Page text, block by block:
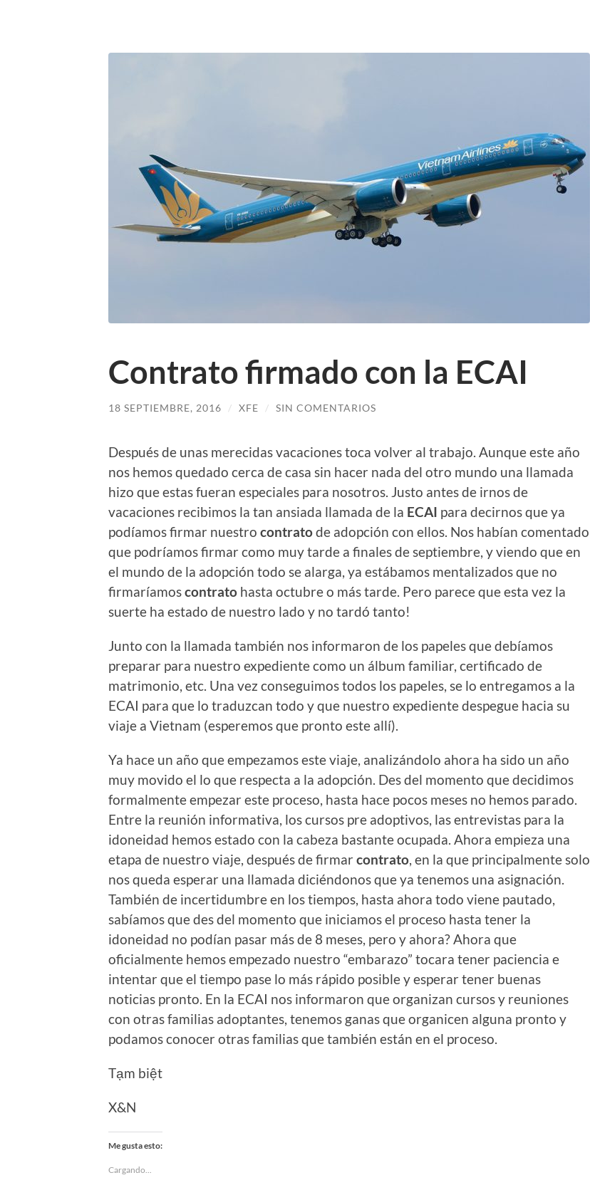
Contrato firmado con la ECAI
18 SEPTIEMBRE, 2016 / XFE / SIN COMENTARIOS
Después de unas merecidas vacaciones toca volver al trabajo. Aunque este año
nos hemos quedado cerca de casa sin hacer nada del otro mundo una llamada
hizo que estas fueran especiales para nosotros. Justo antes de irnos de
vacaciones recibimos la tan ansiada llamada de la ECAI para decirnos que ya
podíamos firmar nuestro contratode adopción con ellos. Nos habían comentado
que podríamos firmar como muy tarde a finales de septiembre, y viendo que en
el mundo de la adopción todo se alarga, ya estábamos mentalizados que no
firmaríamoscontrato hasta octubre o más tarde. Pero parece que esta vez la
suerte ha estado de nuestro lado y no tardó tanto!
Junto con la llamada también nos informaron de los papeles que debíamos
preparar para nuestro expediente como un álbum familiar, certificado de
matrimonio, etc. Una vez conseguimos todos los papeles, se lo entregamos a la
ECAI para que lo traduzcan todo y que nuestro expediente despegue hacia su
viaje a Vietnam (esperemos que pronto este allí).
Ya hace un año que empezamos este viaje, analizándolo ahora ha sido un año
muy movido el lo que respecta a la adopción. Des del momento que decidimos
formalmente empezar este proceso, hasta hace pocos meses no hemos parado.
Entre la reunión informativa, los cursos pre adoptivos, las entrevistas para la
idoneidad hemos estado con la cabeza bastante ocupada. Ahora empieza una
etapa de nuestro viaje, después de firmar contrato, en la que principalmente solo
nos queda esperar una llamada diciéndonos que ya tenemos una asignación.
También de incertidumbre en los tiempos, hasta ahora todo viene pautado,
sabíamos que des del momento que iniciamos el proceso hasta tener la
idoneidad no podían pasar más de 8 meses, pero y ahora? Ahora que
oficialmente hemos empezado nuestro “embarazo” tocara tener paciencia e
intentar que el tiempo pase lo más rápido posible y esperar tener buenas
noticias pronto. En la ECAI nos informaron que organizan cursos y reuniones
con otras familias adoptantes, tenemos ganas que organicen alguna pronto y
podamos conocer otras familias que también están en el proceso.
Tạm biệt
X&N
Me gusta esto:
Cargando...